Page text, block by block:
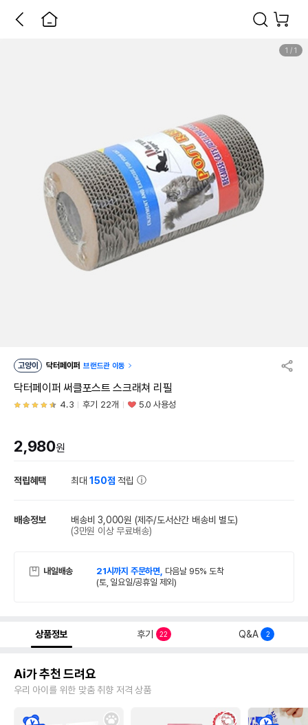
1 / 1
고양이 닥터페이퍼 브랜드관 이동
닥터페이퍼 써클포스트 스크래쳐 리필
4.3 후기 22개 5.0 사용성
2,980원
적립혜택 최대150점 적립
배송정보 배송비 3,000원 (제주/도서산간 배송비 별도)
(3만원 이상 무료배송)
내일배송 21시까지 주문하면, 다음날 95% 도착
(토, 일요일/공휴일 제외)
상품정보 후기 22 Q&A 2
Ai가 추천 드려요
우리 아이를 위한 맞춤 취향 저격 상품